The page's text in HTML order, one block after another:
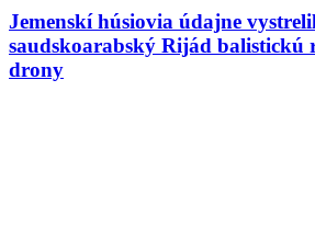
Jemenskí húsiovia údajne
saudskoarabský Rijád balistickú
drony